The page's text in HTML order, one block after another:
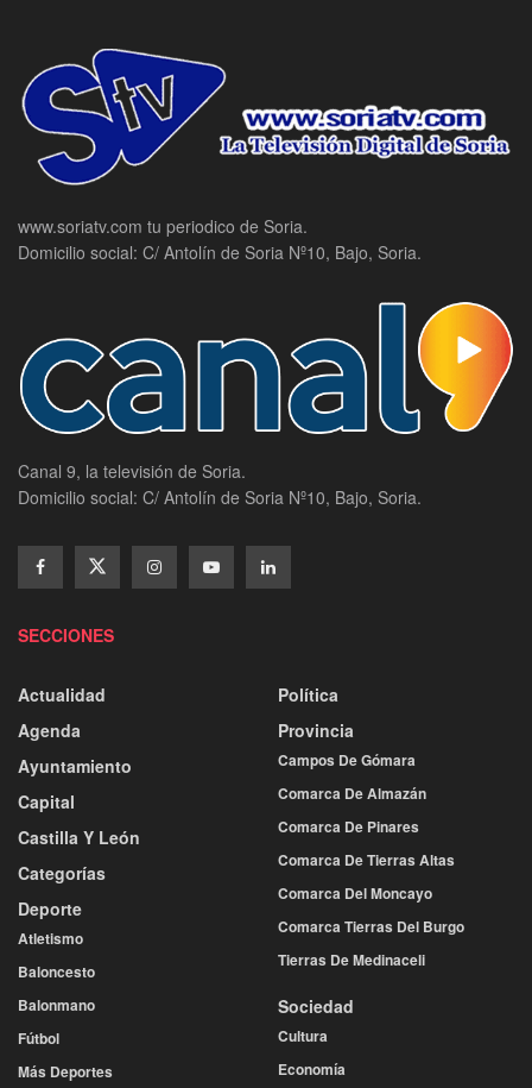
www.soriatv.com tu periodico de Soria.
Domicilio social: C/ Antolín de Soria Nº10, Bajo, Soria.
Canal 9, la televisión de Soria.
Domicilio social: C/ Antolín de Soria Nº10, Bajo, Soria.
SECCIONES
Actualidad
Agenda
Ayuntamiento
Capital
Castilla Y León
Categorías
Deporte
Atletismo
Baloncesto
Balonmano
Fútbol
Más Deportes
Política
Provincia
Campos De Gómara
Comarca De Almazán
Comarca De Pinares
Comarca De Tierras Altas
Comarca Del Moncayo
Comarca Tierras Del Burgo
Tierras De Medinaceli
Sociedad
Cultura
Economía